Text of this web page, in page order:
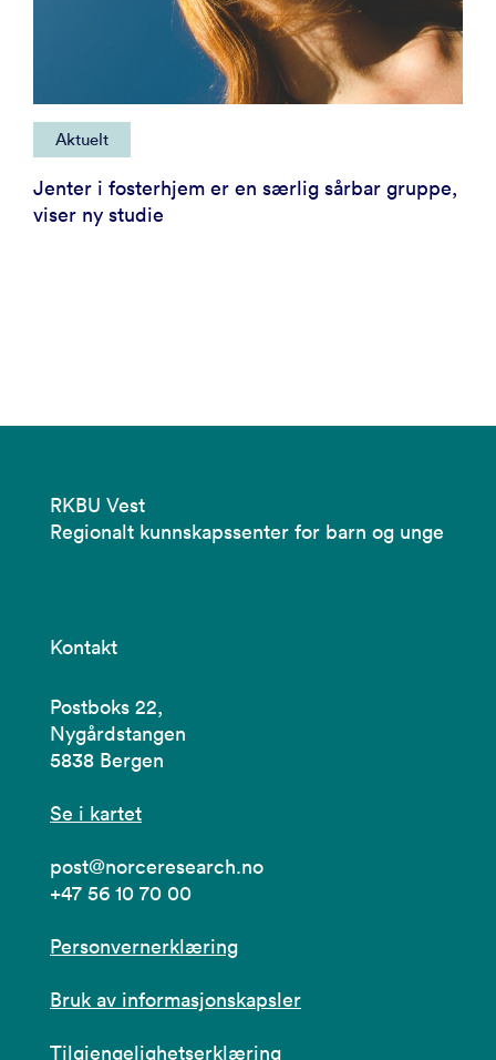
Aktuelt
Jenter i fosterhjem er en særlig sårbar gruppe,
viser ny studie
RKBU Vest
Regionalt kunnskapssenter for barn og unge
Kontakt
Postboks 22,
Nygårdstangen
5838 Bergen
Se i kartet
post@norceresearch.no
+47 56 10 70 00
Personvernerklæring
Bruk av informasjonskapsler
Tilgjengelighetserklæring